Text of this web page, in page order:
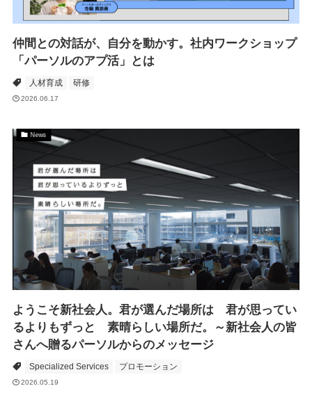
仲間との対話が、自分を動かす。社内ワークショップ
「パーソルのアプ活」とは
人材育成 研修
2026.06.17
News
ようこそ新社会人。君が選んだ場所は 君が思ってい
るよりもずっと 素晴らしい場所だ。～新社会人の皆
さんへ贈るパーソルからのメッセージ
Specialized Services プロモーション
2026.05.19